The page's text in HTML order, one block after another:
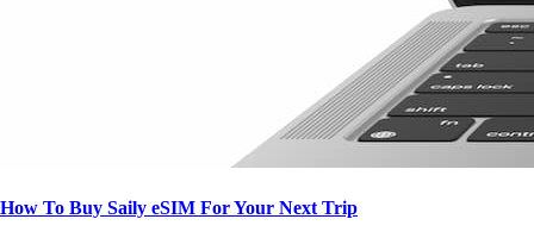
How To Buy Saily eSIM For Your Next Trip